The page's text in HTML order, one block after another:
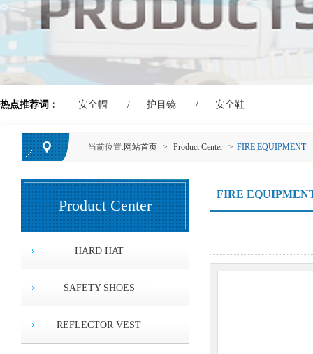
热点推荐词： 安全帽 护目镜 安全鞋
当前位置:网站首页 > Product Center > FIRE EQUIPMENT
Product Center
HARD HAT
SAFETY SHOES
REFLECTOR VEST
FIRE